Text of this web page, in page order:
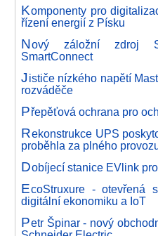
Komponenty pro
řízení energií z Písku
Nový záložní zdroj
SmartConnect
Jističe nízkého napětí
rozváděče
Přepěťová ochrana pro
Rekonstrukce UPS
proběhla za plného
Dobíjecí stanice EVlink
EcoStruxure - otevřená
digitální ekonomiku a IoT
Petr Špinar - nový